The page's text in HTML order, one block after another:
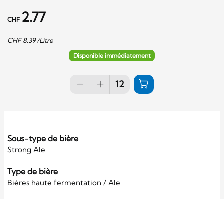
CHF 2.77
CHF8.39/Litre
Disponible immédiatement
Sous-type de bière
Strong Ale
Type de bière
Bières haute fermentation / Ale